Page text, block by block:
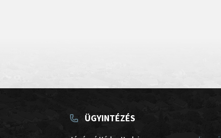
ÜGYINTÉZÉS